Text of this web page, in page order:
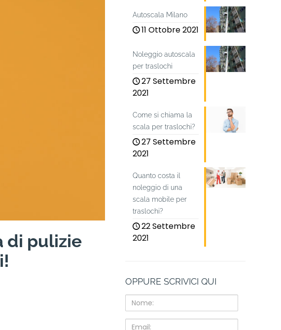
di pulizie
Autoscala Milano
11 Ottobre 2021
Noleggio autoscala
per traslochi
27 Settembre
2021
Come si chiama la
scala per traslochi?
27 Settembre
2021
Quanto costa il
noleggio di una
scala mobile per
traslochi?
22 Settembre
2021
OPPURE SCRIVICI QUI
Nome:
Email: